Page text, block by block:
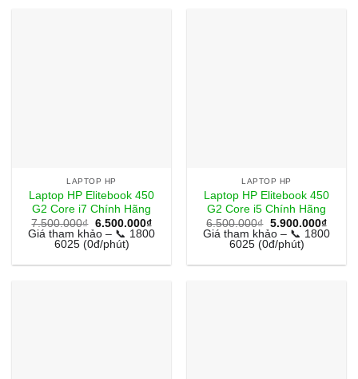
LAPTOP HP
Laptop HP Elitebook 450
G2 Core i7 Chính Hãng
7.500.000₫ Giá
gốc
là:
7.500.000₫.
6.500.000₫Giá
hiện
6.500.000₫.
Giá tham khảo – 📞 1800
6025 (0đ/phút)
LAPTOP HP
Laptop HP Elitebook 450
G2 Core i5 Chính Hãng
6.500.000₫ Giá
gốc
là:
6.500.000₫.
5.900.000₫Giá
hiện
Giá tham khảo – 📞 1800
6025 (0đ/phút)